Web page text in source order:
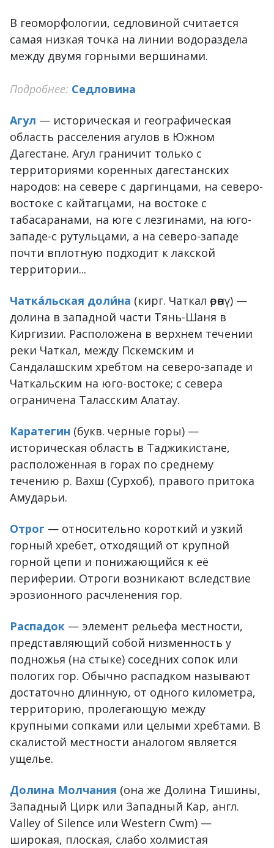
В геоморфологии, седловиной считается
самая низкая точка на линии водораздела
между двумя горными вершинами.
Подробнее: Седловина
Агул — историческая и географическая
область расселения агулов в Южном
Дагестане. Агул граничит только с
территориями коренных дагестанских
народов: на севере с даргинцами, на северо-
востоке с кайтагцами, на востоке с
табасаранами, на юге с лезгинами, на юго-
западе-с рутульцами, а на северо-западе
почти вплотную подходит к лакской
территории...
Чатка́льская доли́на (кирг. Чаткал өрөөнү) —
долина в западной части Тянь-Шаня в
Киргизии. Расположена в верхнем течении
реки Чаткал, между Пскемским и
Сандалашским хребтом на северо-западе и
Чаткальским на юго-востоке; с севера
ограничена Таласским Алатау.
Каратегин (букв. черные горы) —
историческая область в Таджикистане,
расположенная в горах по среднему
течению р. Вахш (Сурхоб), правого притока
Амударьи.
Отрог — относительно короткий и узкий
горный хребет, отходящий от крупной
горной цепи и понижающийся к её
периферии. Отроги возникают вследствие
эрозионного расчленения гор.
Распадок — элемент рельефа местности,
представляющий собой низменность у
подножья (на стыке) соседних сопок или
пологих гор. Обычно распадком называют
достаточно длинную, от одного километра,
территорию, пролегающую между
крупными сопками или целыми хребтами. В
скалистой местности аналогом является
ущелье.
Долина Молчания (она же Долина Тишины,
Западный Цирк или Западный Кар, англ.
Valley of Silence или Western Cwm) —
широкая, плоская, слабо холмистая